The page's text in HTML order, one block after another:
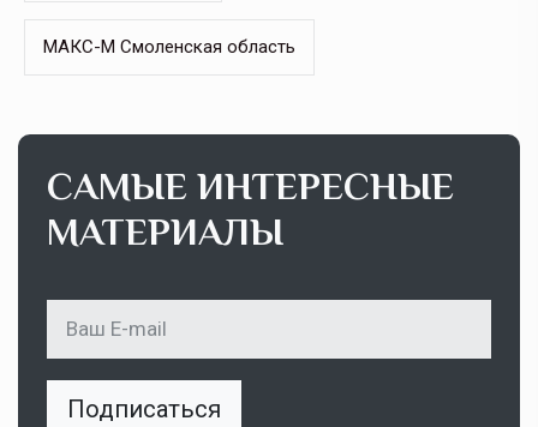
МАКС-М Смоленская область
САМЫЕ ИНТЕРЕСНЫЕ
МАТЕРИАЛЫ
Подписаться